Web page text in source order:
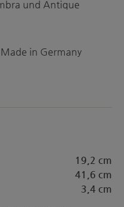
und Antique
Made in Germany
19,2 cm
41,6 cm
3,4 cm